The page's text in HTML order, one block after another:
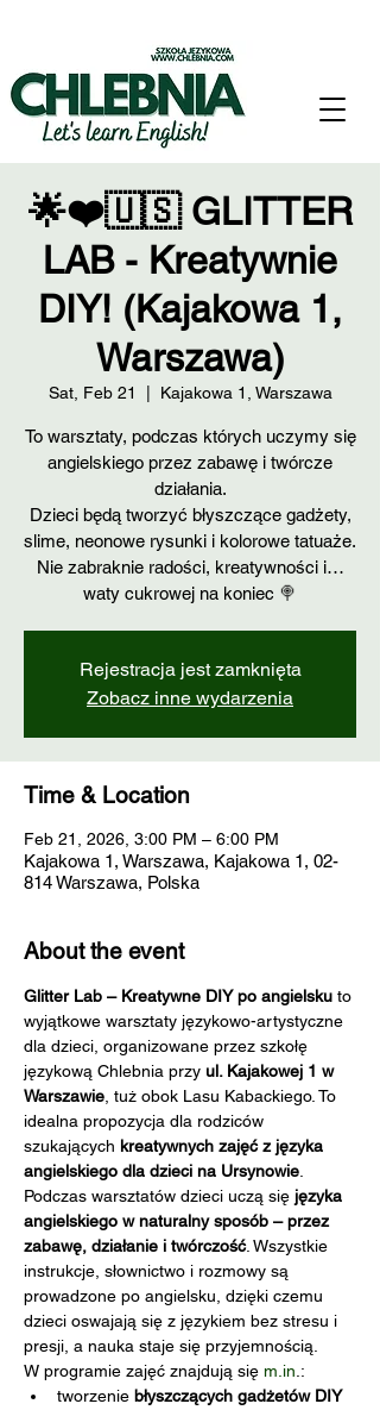
🌟❤️🇺🇸 GLITTER
LAB - Kreatywnie
DIY! (Kajakowa 1,
Warszawa)
Sat, Feb 21 Kajakowa 1, Warszawa
To warsztaty, podczas których uczymy się
angielskiego przez zabawę i twórcze
działania.
Dzieci będą tworzyć błyszczące gadżety,
slime, neonowe rysunki i kolorowe tatuaże.
Nie zabraknie radości, kreatywności i…
waty cukrowej na koniec 🍭
Rejestracja jest zamknięta
Zobacz inne wydarzenia
Time & Location
Feb 21, 2026, 3:00 PM – 6:00 PM
Kajakowa 1, Warszawa, Kajakowa 1, 02-
814 Warszawa, Polska
About the event
Glitter Lab – Kreatywne DIY po angielsku to
wyjątkowe warsztaty językowo-artystyczne
dla dzieci, organizowane przez szkołę
językową Chlebnia przy ul. Kajakowej 1 w
Warszawie , tuż obok Lasu Kabackiego. To
idealna propozycja dla rodziców
szukających kreatywnych zajęć z języka
angielskiego dla dzieci na Ursynowie
Podczas warsztatów dzieci uczą się języka
angielskiego w naturalny sposób – przez
zabawę, działanie i twórczość. Wszystkie
instrukcje, słownictwo i rozmowy są
prowadzone po angielsku, dzięki czemu
dzieci oswajają się z językiem bez stresu i
presji, a nauka staje się przyjemnością.
W programie zajęć znajdują się m.in .:
tworzenie błyszczących gadżetów DIY